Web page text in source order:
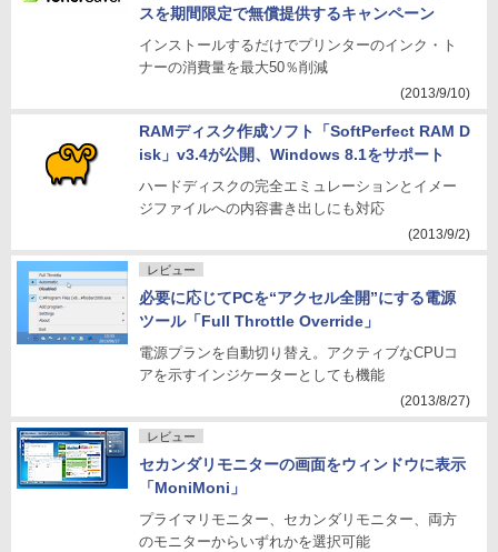
スを期間限定で無償提供するキャンペーン
インストールするだけでプリンターのインク・ト
ナーの消費量を最大50％削減
(2013/9/10)
RAMディスク作成ソフト「SoftPerfect RAM D
isk」v3.4が公開、Windows 8.1をサポート
ハードディスクの完全エミュレーションとイメー
ジファイルへの内容書き出しにも対応
(2013/9/2)
レビュー
必要に応じてPCを“アクセル全開”にする電源
ツール「Full Throttle Override」
電源プランを自動切り替え。アクティブなCPUコ
アを示すインジケーターとしても機能
(2013/8/27)
レビュー
セカンダリモニターの画面をウィンドウに表示
「MoniMoni」
プライマリモニター、セカンダリモニター、両方
のモニターからいずれかを選択可能